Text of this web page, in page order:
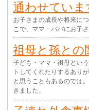
通わせていま
お子さまの成長や将来に
こで、ママ・パパにお子
祖母と孫との
子ども・ママ・祖母とい
トしてくれたりするあり
と思うこともあるのでは
きました。